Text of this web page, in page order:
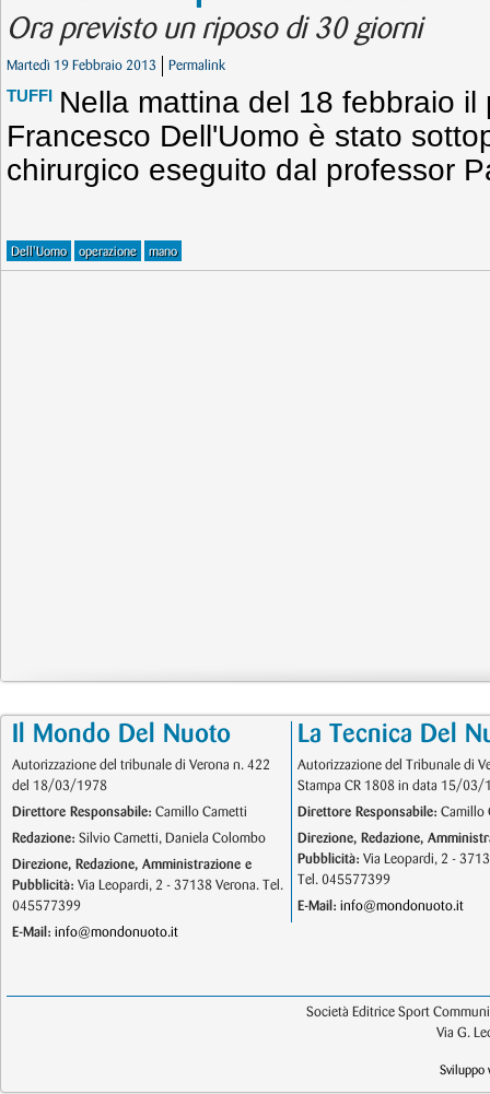
Ora previsto un riposo di 30 giorni
Martedì 19 Febbraio 2013 Permalink
TUFFI Nella mattina del 18 febbraio il
Francesco Dell'Uomo è stato
chirurgico eseguito dal professor
Dell'Uomo operazione mano
Il Mondo Del Nuoto
Autorizzazione del tribunale di Verona n. 422
del 18/03/1978
Direttore Responsabile: Camillo Cametti
Redazione: Silvio Cametti, Daniela Colombo
Direzione, Redazione, Amministrazione e
Pubblicità: Via Leopardi, 2 - 37138 Verona. Tel.
045577399
E-Mail: info@mondonuoto.it
La Tecnica Del
Autorizzazione del Tribunale di
Stampa CR 1808 in data 15/03/
Direttore Responsabile: Camillo
Direzione, Redazione,
Pubblicità: Via Leopardi, 2 -
Tel. 045577399
E-Mail: info@mondonuoto.it
Società Editrice Sport
Via G.
Sviluppo